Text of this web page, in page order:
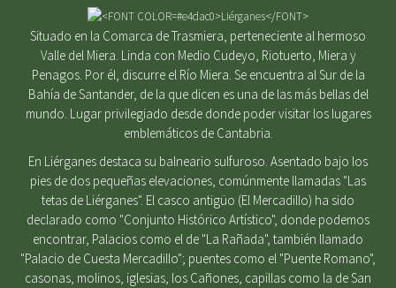
Situado en la Comarca de Trasmiera, perteneciente al hermoso
Valle del Miera. Linda con Medio Cudeyo, Riotuerto, Miera y
Penagos. Por él, discurre el Río Miera. Se encuentra al Sur de la
Bahía de Santander, de la que dicen es una de las más bellas del
mundo. Lugar privilegiado desde donde poder visitar los lugares
emblemáticos de Cantabria.
En Liérganes destaca su balneario sulfuroso. Asentado bajo los
pies de dos pequeñas elevaciones, comúnmente llamadas "Las
tetas de Liérganes". El casco antigüo (El Mercadillo) ha sido
declarado como "Conjunto Histórico Artístico", donde podemos
encontrar, Palacios como el de "La Rañada", también llamado
"Palacio de Cuesta Mercadillo"; puentes como el "Puente Romano",
casonas, molinos, iglesias, los Cañones, capillas como la de San